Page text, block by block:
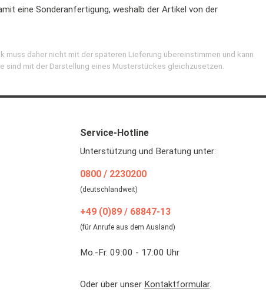
eine Sonderanfertigung, weshalb der Artikel von der
daher nicht mit der späteren Lieferung übereinstimmen und kann
mit der Darstellung eines Musterstückes gleichzusetzen.
Service-Hotline
Unterstützung und Beratung unter:
0800 / 2230200
(deutschlandweit)
+49 (0)89 / 68847-13
(für Anrufe aus dem Ausland)
Mo.-Fr. 09:00 - 17:00 Uhr
Oder über unser Kontaktformular.